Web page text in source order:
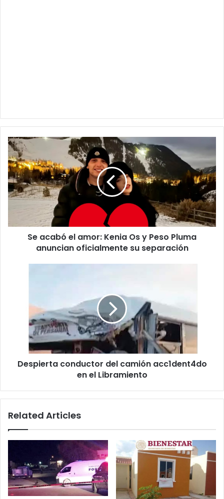
Se
acabó
el
amor:
Kenia
Os
Pluma
anuncian
oficialmente
Se acabó el amor: Kenia Os y Peso Pluma
anuncian oficialmente su separación
acc1dent4do
Libramiento
Despierta conductor del camión acc1dent4do
en el Libramiento
Related Articles